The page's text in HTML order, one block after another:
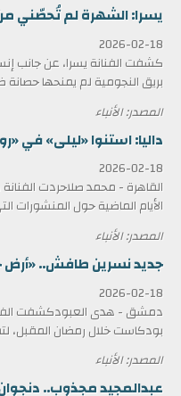
يسرا: الشهرة لم تُحصّني
2026-02-18
كشفت الفنانة يسرا، عن جانب
بريق النجومية لم يمنحها
المصدر: الأنباء
داليا: استنوا «ليلى» في
2026-02-18
القاهرة - محمد صلاحردت
الأيام الماضية حول المنشورات
المصدر: الأنباء
جديد نسرين طافش.. «أرض
2026-02-18
دمشق - هدى العبودكشفت
بودكاست خلال رمضان المقبل،
المصدر: الأنباء
عبدالمجيد مجذوب.. دنجوان